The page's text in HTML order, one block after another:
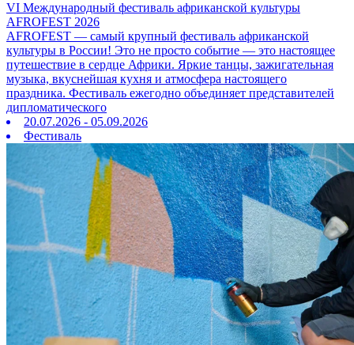
VI Международный фестиваль африканской культуры
AFROFEST 2026
AFROFEST — самый крупный фестиваль африканской
культуры в России! Это не просто событие — это настоящее
путешествие в сердце Африки. Яркие танцы, зажигательная
музыка, вкуснейшая кухня и атмосфера настоящего
праздника. Фестиваль ежегодно объединяет представителей
дипломатического
20.07.2026 - 05.09.2026
Фестиваль